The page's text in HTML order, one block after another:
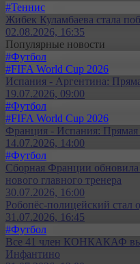
#Теннис
Жибек Куламбаева стала
02.08.2026, 16:35
Популярные новости
#Футбол
#FIFA World Cup 2026
Испания - Аргентина:
19.07.2026, 09:00
#Футбол
#FIFA World Cup 2026
Франция - Испания: Прямая
14.07.2026, 14:00
#Футбол
Сборная Франции обновила
нового главного тренера
30.07.2026, 16:00
Робопёс-полицейский стал
31.07.2026, 16:45
#Футбол
Все 41 член КОНКАКАФ
Инфантино